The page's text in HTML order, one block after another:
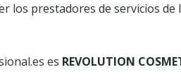
los prestadores de servicios
es REVOLUTION